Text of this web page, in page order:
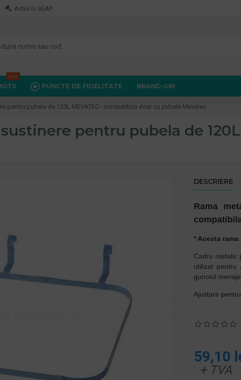
Activi in SEAP
Hot
PUNCTE DE FIDELITATE BRAND-URI
pentru pubela de 120L MEVATEC - compatibila doar cu pubele Mevatec
pentru pubela de
DESCRIERE
Rama
* Acesta
Cadru metalic
utilizat pentru
gunoiul
Ajustare
59,10
+ TVA